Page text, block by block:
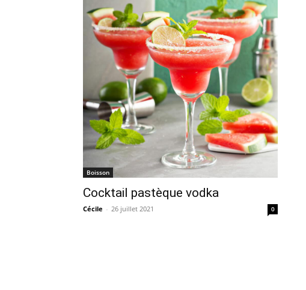
Boisson
Cocktail pastèque vodka
Cécile - 26 juillet 2021 0